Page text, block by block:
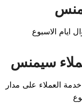
ايام الاسبوع
سيمنس
العملاء على مدار